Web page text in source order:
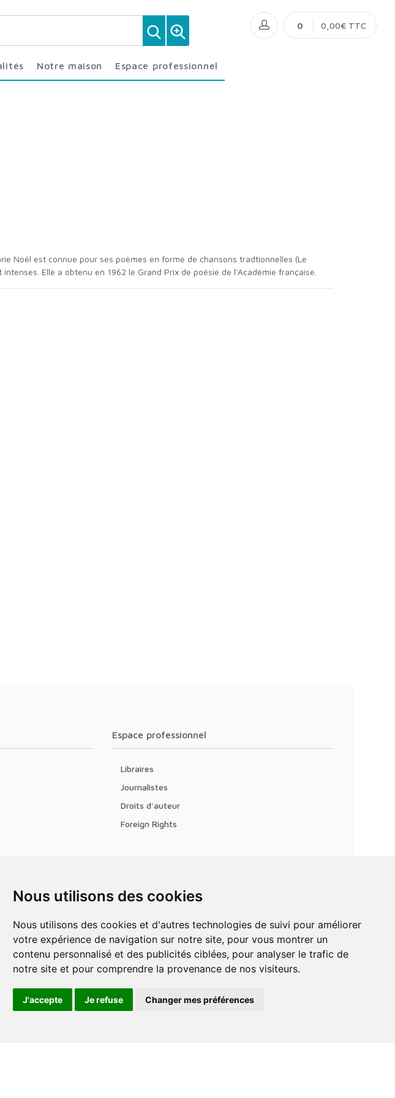
Nous utilisons des cookies
Nous utilisons des cookies et d'autres technologies de suivi pour améliorer
votre expérience de navigation sur notre site, pour vous montrer un
contenu personnalisé et des publicités ciblées, pour analyser le trafic de
notre site et pour comprendre la provenance de nos visiteurs.
J'accepte Je refuse Changer mes préférences
Notre maison Espace professionnel
0 0,00€ TTC
Elle a obtenu en 1962 le Grand Prix de poésie de l'Académie française.
Espace professionnel
Libraires
Journalistes
Droits d'auteur
Foreign Rights
nos nouvelles offres,
sur les ventes et les
vous désinscrire à tout moment.
notre politique de protection de vos